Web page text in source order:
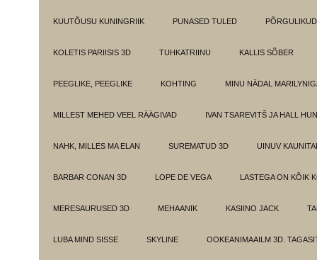
KUUTÕUSU KUNINGRIIK PUNASED TULED
KOLETIS PARIISIS 3D TUHKATRIINU KALLIS SÕBER
PEEGLIKE, PEEGLIKE KOHTING MINU NÄDAL
MILLEST MEHED VEEL RÄÄGIVAD IVAN TSAREVITŠ JA HALL
NAHK, MILLES MA ELAN SUREMATUD 3D UINUV
BARBAR CONAN 3D LOPE DE VEGA LASTEGA ON KÕIK
MERESAURUSED 3D MEHAANIK KASIINO JACK
LUBA MIND SISSE SKYLINE OOKEANIMAAILM 3D.